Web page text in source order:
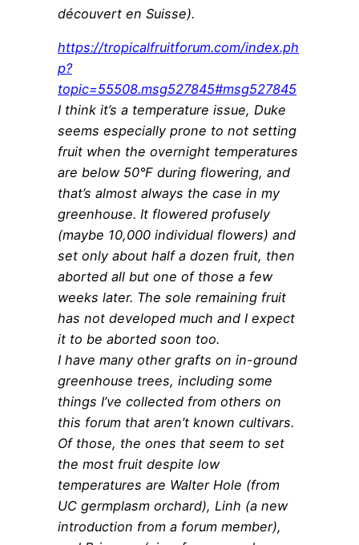
découvert en Suisse).
https://tropicalfruitforum.com/index.ph
p?
topic=55508.msg527845#msg527845
I think it’s a temperature issue, Duke
seems especially prone to not setting
fruit when the overnight temperatures
are below 50°F during flowering, and
that’s almost always the case in my
greenhouse. It flowered profusely
(maybe 10,000 individual flowers) and
set only about half a dozen fruit, then
aborted all but one of those a few
weeks later. The sole remaining fruit
has not developed much and I expect
it to be aborted soon too.
I have many other grafts on in-ground
greenhouse trees, including some
things I’ve collected from others on
this forum that aren’t known cultivars.
Of those, the ones that seem to set
the most fruit despite low
temperatures are Walter Hole (from
UC germplasm orchard), Linh (a new
introduction from a forum member),